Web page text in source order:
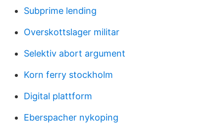
Subprime lending
Overskottslager militar
Selektiv abort argument
Korn ferry stockholm
Digital plattform
Eberspacher nykoping